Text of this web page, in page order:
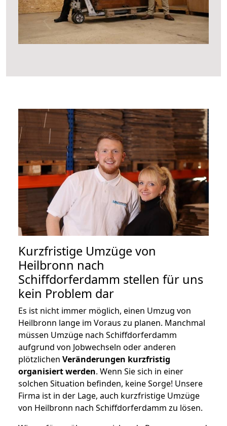
Kurzfristige Umzüge von
Heilbronn nach
Schiffdorferdamm stellen für uns
kein Problem dar
Es ist nicht immer möglich, einen Umzug von
Heilbronn lange im Voraus zu planen. Manchmal
müssen Umzüge nach Schiffdorferdamm
aufgrund von Jobwechseln oder anderen
plötzlichen Veränderungen kurzfristig
organisiert werden. Wenn Sie sich in einer
solchen Situation befinden, keine Sorge! Unsere
Firma ist in der Lage, auch kurzfristige Umzüge
von Heilbronn nach Schiffdorferdamm zu lösen.